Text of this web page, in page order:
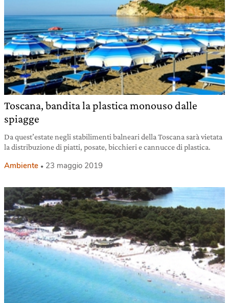
Toscana, bandita la plastica monouso dalle
spiagge
Da quest’estate negli stabilimenti balneari della Toscana sarà vietata
la distribuzione di piatti, posate, bicchieri e cannucce di plastica.
Ambiente 23 maggio 2019